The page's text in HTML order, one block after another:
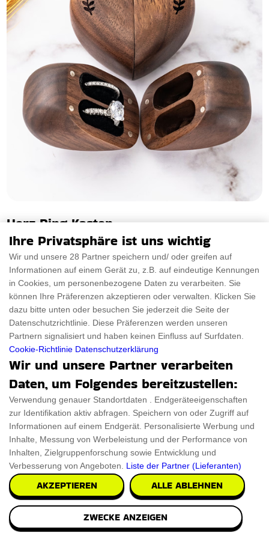
Herz Ring Kasten
Wir präsentieren die wunderschöne Herz Ring Kasten, die
Ihrem besonderen Anlass eine einzigartige
PRÜFEN SIE ES AUS €13.32
Ihre Privatsphäre ist uns wichtig
Wir und unsere 28 Partner speichern und/ oder greifen auf
Informationen auf einem Gerät zu, z.B. auf eindeutige Kennungen
in Cookies, um personenbezogene Daten zu verarbeiten. Sie
können Ihre Präferenzen akzeptieren oder verwalten. Klicken Sie
dazu bitte unten oder besuchen Sie jederzeit die Seite der
Datenschutzrichtlinie. Diese Präferenzen werden unseren
Partnern signalisiert und haben keinen Einfluss auf Surfdaten.
Cookie-Richtlinie Datenschutzerklärung
Wir und unsere Partner verarbeiten
Daten, um Folgendes bereitzustellen:
Verwendung genauer Standortdaten . Endgeräteeigenschaften
zur Identifikation aktiv abfragen. Speichern von oder Zugriff auf
Informationen auf einem Endgerät. Personalisierte Werbung und
Inhalte, Messung von Werbeleistung und der Performance von
Inhalten, Zielgruppenforschung sowie Entwicklung und
Verbesserung von Angeboten. Liste der Partner (Lieferanten)
AKZEPTIEREN ALLE ABLEHNEN
ZWECKE ANZEIGEN